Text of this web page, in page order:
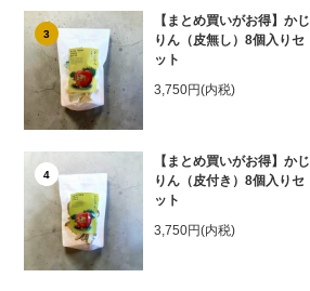
3
【まとめ買いがお得】かじ
りん（皮無し）8個入りセ
ット
3,750円(内税)
4
【まとめ買いがお得】かじ
りん（皮付き）8個入りセ
ット
3,750円(内税)